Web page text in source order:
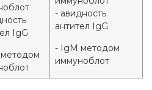
IgG
- авидность
антител IgG
- IgM методом
иммуноблот